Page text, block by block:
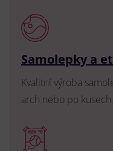
Samolepky a
Kvalitní výroba
arch nebo po kusech.